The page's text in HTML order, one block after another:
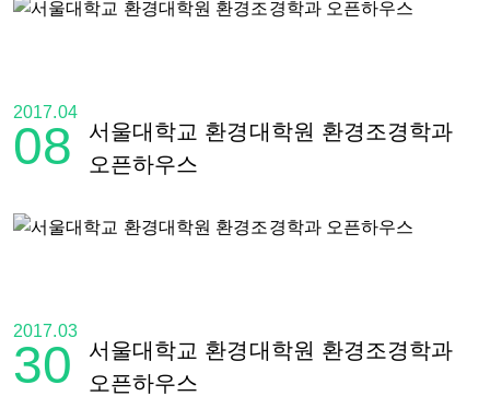
2017.04
08
서울대학교 환경대학원 환경조경학과
오픈하우스
2017.03
30
서울대학교 환경대학원 환경조경학과
오픈하우스